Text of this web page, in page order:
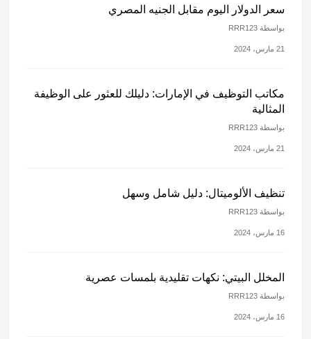
سعر الدولار اليوم مقابل الجنيه المصري
بواسطة RRR123
21 مارس، 2024
مكاتب التوظيف في الإمارات: دليلك للعثور على الوظيفة
المثالية
بواسطة RRR123
21 مارس، 2024
تنظيف الألوميتال: دليل شامل وسهل
بواسطة RRR123
16 مارس، 2024
المخلل البيتي: نكهات تقليدية بلمسات عصرية
بواسطة RRR123
16 مارس، 2024